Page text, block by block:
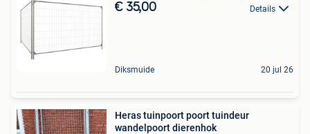
€ 35,00 Details
Diksmuide 20 jul 26
Heras tuinpoort poort tuindeur
wandelpoort dierenhok